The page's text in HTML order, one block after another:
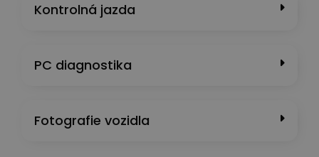
Kontrolná jazda
PC diagnostika
Fotografie vozidla